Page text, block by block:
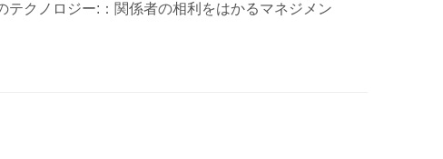
テクノロジー:：関係者の相利をはかるマネジメン